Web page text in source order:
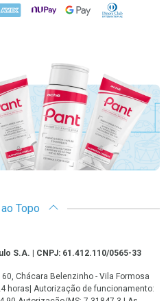
NuPay Google PayDiners Club
Topo
S.A. | CNPJ: 61.412.110/0565-33
60, Chácara Belenzinho - Vila Formosa
horas| Autorização de funcionamento: